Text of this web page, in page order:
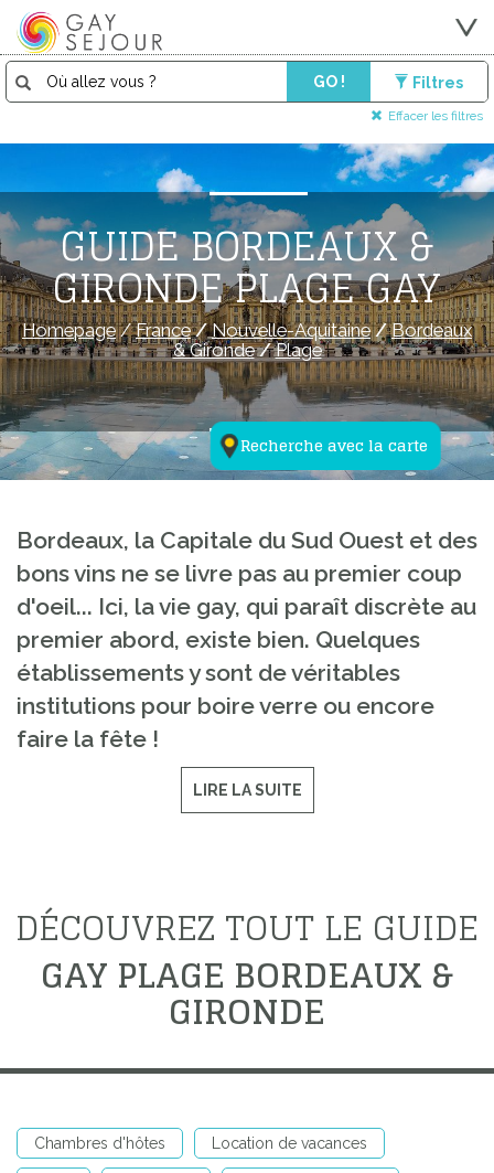
GO ! Filtres
Effacer les filtres
Recherche avec la carte
GUIDE BORDEAUX &
GIRONDE PLAGE GAY
Homepage/France/Nouvelle-Aquitaine/Bordeaux
& Gironde/Plage
Bordeaux, la Capitale du Sud Ouest et des
bons vins ne se livre pas au premier coup
d'oeil... Ici, la vie gay, qui paraît discrète au
premier abord, existe bien. Quelques
établissements y sont de véritables
institutions pour boire verre ou encore
faire la fête !
LIRE LA SUITE
DÉCOUVREZ TOUT LE GUIDE
GAY PLAGE BORDEAUX &
GIRONDE
Chambres d'hôtes Location de vacances